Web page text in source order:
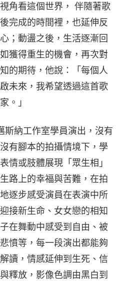
角看這個世界， 伴隨著歌
完成的時間裡，也延伸反
；動盪之後，生活逐漸回
獲得重生的機會，再次對
的期待，他說：「每個人
未來，我希望透過這首歌
。」
斯納工作室學員演出，沒有
有腳本的拍攝情境下，學
情或肢體展現「眾生相」
路上的幸福與苦難，在拍
逐步感受演員在表演中所
接新生命、女女戀的相知
在舞動中感受到自由、被
憤等，每一段演出都能夠
讀，情感延伸到生死、信
釋放，影像色調由黑白到